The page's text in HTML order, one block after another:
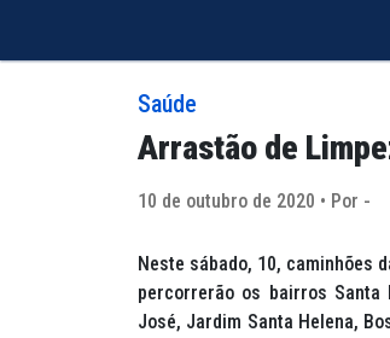
Saúde
Arrastão de
10 de outubro de 2020 • Por -
Neste sábado, 10, caminhões
percorrerão os bairros Santa
José, Jardim Santa Helena,